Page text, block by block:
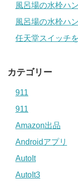
風呂場の水栓ハ
風呂場の水栓ハ
任天堂スイッチ
カテゴリー
911
911
Amazon出品
Androidアプリ
AutoIt
AutoIt3